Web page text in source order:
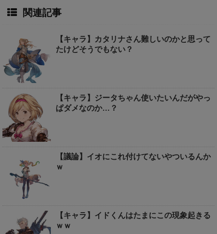
関連記事
【キャラ】カタリナさん難しいのかと思って
たけどそうでもない？
【キャラ】ジータちゃん使いたいんだがやっ
ぱダメなのか…？
【議論】イオにこれ付けてないやついるんか
ｗ
【キャラ】イドくんはたまにこの現象起きる
ｗｗ